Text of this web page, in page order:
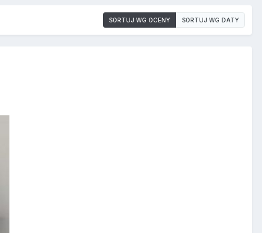
SORTUJ WG OCENY SORTUJ WG DATY